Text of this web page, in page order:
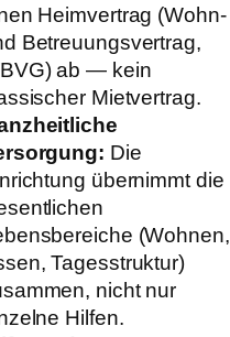
Heimvertrag (Wohn-
Betreuungsvertrag,
ab — kein
Mietvertrag.
Die
übernimmt die
(Wohnen,
Tagesstruktur)
nicht nur
Hilfen.